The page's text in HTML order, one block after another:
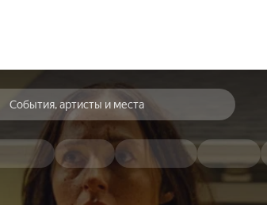
События, артисты и места